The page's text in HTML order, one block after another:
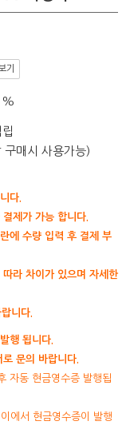
기
매시 사용가능)
다.
제가 가능 합니다.
에 수량 입력 후 결제 부
라 차이가 있으며 자세한
니다.
행 됩니다.
문의 바랍니다.
자동 현금영수증 발행됩
에서 현금영수증이 발행